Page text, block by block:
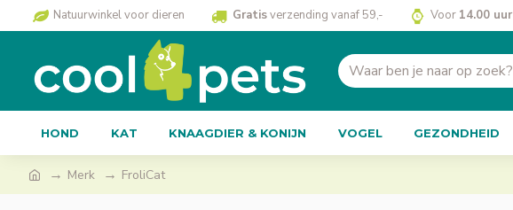
Natuurwinkel voor dieren Gratisverzending vanaf 59,- Voor 14.00 uur
HOND KAT KNAAGDIER & KONIJN VOGEL GEZONDHEID
Merk FroliCat